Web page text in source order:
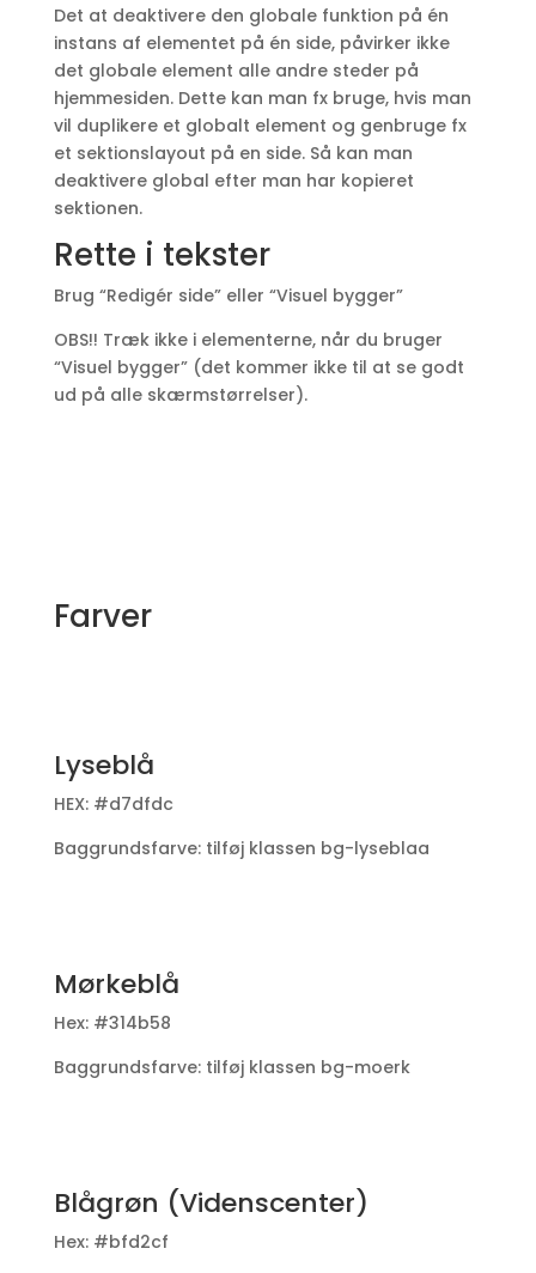
Det at deaktivere den globale funktion på én
instans af elementet på én side, påvirker ikke
det globale element alle andre steder på
hjemmesiden. Dette kan man fx bruge, hvis man
vil duplikere et globalt element og genbruge fx
et sektionslayout på en side. Så kan man
deaktivere global efter man har kopieret
sektionen.
Rette i tekster
Brug “Redigér side” eller “Visuel bygger”
OBS!! Træk ikke i elementerne, når du bruger
“Visuel bygger” (det kommer ikke til at se godt
ud på alle skærmstørrelser).
Farver
Lyseblå
HEX: #d7dfdc
Baggrundsfarve: tilføj klassen bg-lyseblaa
Mørkeblå
Hex: #314b58
Baggrundsfarve: tilføj klassen bg-moerk
Blågrøn (Videnscenter)
Hex: #bfd2cf